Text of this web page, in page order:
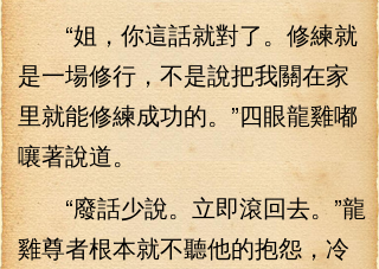
“姐，你這話就對了。修練就
是一場修行，不是說把我關在家
里就能修練成功的。”四眼龍雞嘟
嚷著說道。
“廢話少說。立即滾回去。”龍
雞尊者根本就不聽他的抱怨，冷